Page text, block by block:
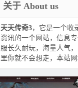
关于 About us
天天传奇3，它是一个收
资讯的一个网站，信息
服长久耐玩，海量人气
里你就不会想走，本站